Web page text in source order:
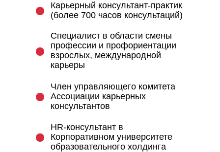
Карьерный консультант-практик
(более 700 часов консультаций)
HR-консультант в
Корпоративном университете
образовательного холдинга
Специалист в области смены
профессии и профориентации
взрослых, международной
карьеры
Член управляющего комитета
Ассоциации карьерных
консультантов